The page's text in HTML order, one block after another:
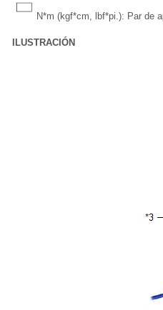
N*m (kgf*cm, lbf*pi.): Par de
ILUSTRACIÓN